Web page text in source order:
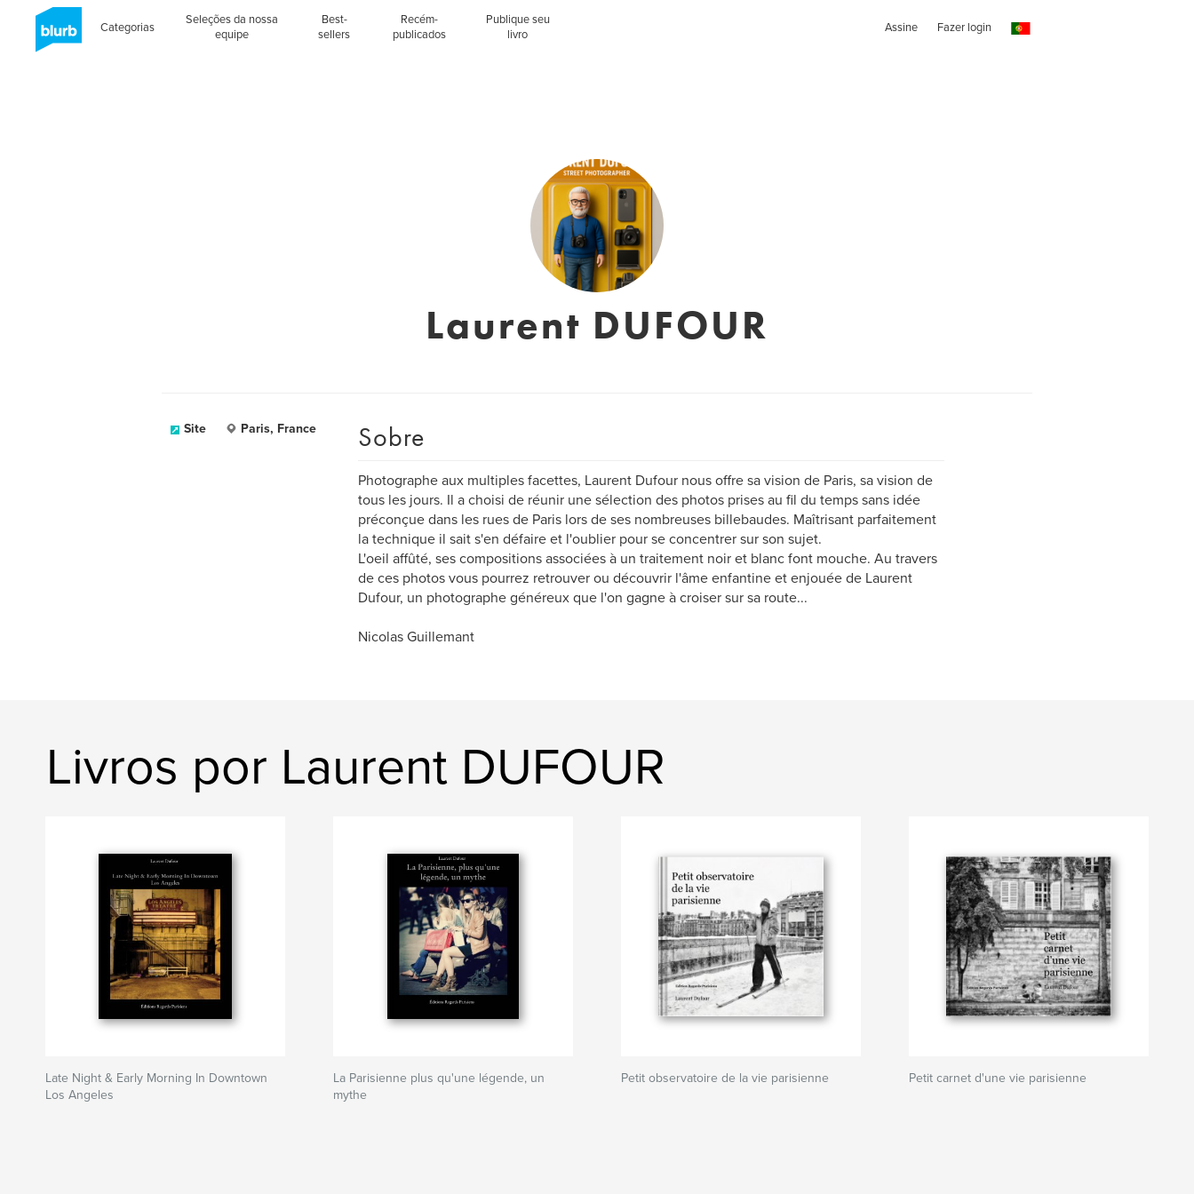
Categorias
Seleções da nossa
equipe
Best-
sellers
Recém-
publicados
Publique seu
livro
Assine Fazer login
Laurent DUFOUR
Site Paris, France Sobre
Photographe aux multiples facettes, Laurent Dufour nous offre sa vision de Paris, sa vision de
tous les jours. Il a choisi de réunir une sélection des photos prises au fil du temps sans idée
préconçue dans les rues de Paris lors de ses nombreuses billebaudes. Maîtrisant parfaitement
la technique il sait s'en défaire et l'oublier pour se concentrer sur son sujet.
L'oeil affûté, ses compositions associées à un traitement noir et blanc font mouche. Au travers
de ces photos vous pourrez retrouver ou découvrir l'âme enfantine et enjouée de Laurent
Dufour, un photographe généreux que l'on gagne à croiser sur sa route...
Nicolas Guillemant
Livros por Laurent DUFOUR
Late Night & Early Morning In Downtown
Los Angeles
La Parisienne plus qu'une légende, un
mythe
Petit observatoire de la vie parisienne Petit carnet d'une vie parisienne